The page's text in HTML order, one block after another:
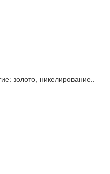
золото, никелирование..